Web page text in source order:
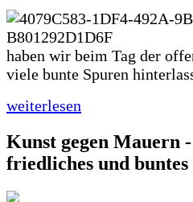
haben wir beim Tag der
viele bunte Spuren
weiterlesen
Kunst gegen Mauern
friedliches und